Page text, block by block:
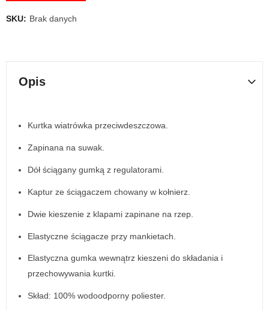
SKU: Brak danych
Opis
Kurtka wiatrówka przeciwdeszczowa.
Zapinana na suwak.
Dół ściągany gumką z regulatorami.
Kaptur ze ściągaczem chowany w kołnierz.
Dwie kieszenie z klapami zapinane na rzep.
Elastyczne ściągacze przy mankietach.
Elastyczna gumka wewnątrz kieszeni do składania i
przechowywania kurtki.
Skład: 100% wodoodporny poliester.